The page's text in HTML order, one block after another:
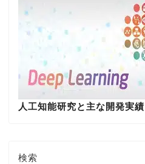
人工知能研究と主な開発実績
検索